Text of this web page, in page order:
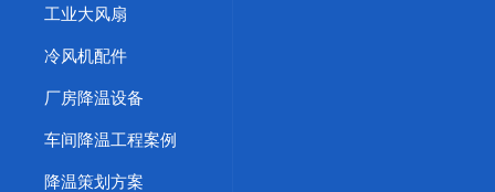
工业大风扇
冷风机配件
厂房降温设备
车间降温工程案例
降温策划方案